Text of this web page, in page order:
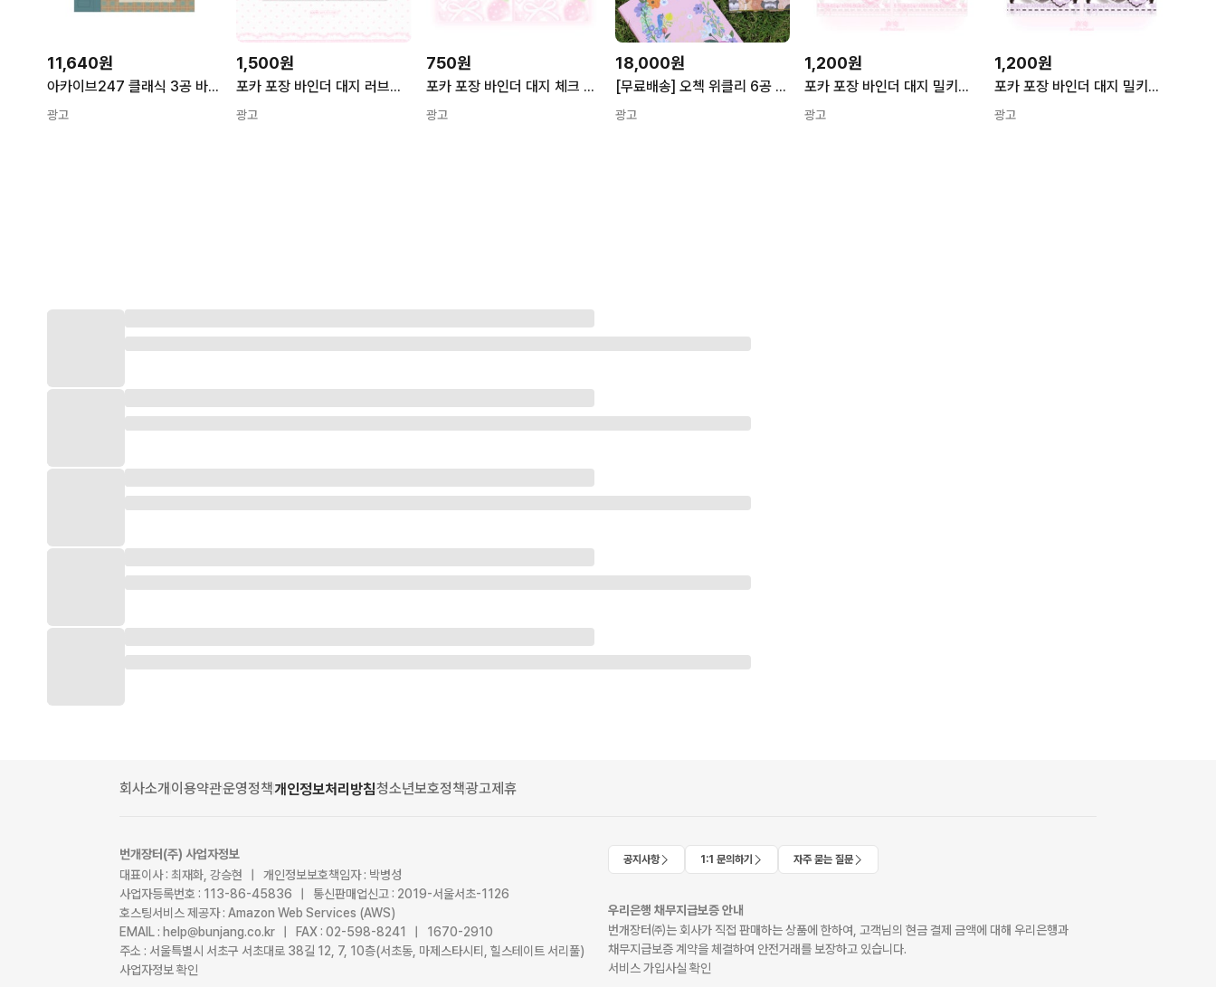
11,640원
아카이브247 클래식 3공 바인더 - 02. Blue check
광고
1,500원
포카 포장 바인더 대지 러브베리 3종 양면 속지 멜리데이 제작 러블 도안 체크핑크
광고
750원
포카 포장 바인더 대지 체크 이치고 핑크 키링 속지 멜리데이 제작 classy
광고
18,000원
[무료배송] 오첵 위클리 6공 만년 다이어리
광고
1,200원
포카 포장 바인더 대지 밀키체크 10종 양면 속지 먀우제작 그레이
광고
1,200원
포카 포장 바인더 대지 밀키체크 10종 양면 속지 먀우제작 블랙퍼플
광고
회사소개이용약관운영정책개인정보처리방침청소년보호정책광고제휴
번개장터(주) 사업자정보
대표이사 : 최재화, 강승현 | 개인정보보호책임자 : 박병성
사업자등록번호 : 113-86-45836 | 통신판매업신고 : 2019-서울서초-1126
호스팅서비스 제공자 : Amazon Web Services (AWS)
EMAIL : help@bunjang.co.kr | FAX : 02-598-8241 | 1670-2910
주소 : 서울특별시 서초구 서초대로 38길 12, 7, 10층(서초동, 마제스타시티, 힐스테이트 서리풀)
사업자정보 확인
공지사항 1:1 문의하기 자주 묻는 질문
우리은행 채무지급보증 안내
번개장터㈜는 회사가 직접 판매하는 상품에 한하여, 고객님의 현금 결제 금액에 대해 우리은행과
채무지급보증 계약을 체결하여 안전거래를 보장하고 있습니다.
서비스 가입사실 확인